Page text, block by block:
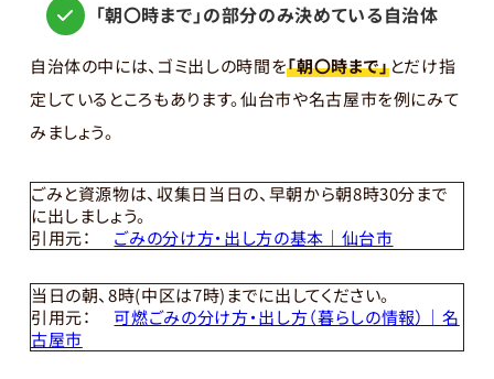
「朝〇時まで」の部分のみ決めている自治体
自治体の中には、ゴミ出しの時間を「朝〇時まで」とだけ指
定しているところもあります。仙台市や名古屋市を例にみて
みましょう。
ごみと資源物は、収集日当日の、早朝から朝8時30分まで
に出しましょう。
引用元：
ごみの分け方・出し方の基本｜仙台市
当日の朝、8時(中区は7時)までに出してください。
引用元：
可燃ごみの分け方・出し方（暮らしの情報）｜名
古屋市